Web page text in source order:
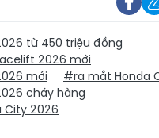
từ 450 triệu đồng
2026 mới
mới
#ra mắt Honda
cháy hàng
City 2026